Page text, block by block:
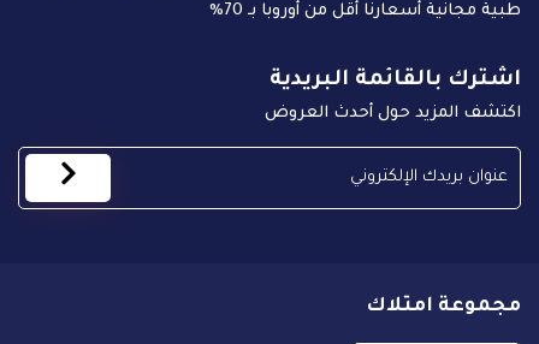
طبية مجانية أسعارنا أقل من أوروبا بـ 70%
اشترك بالقائمة البريدية
اكتشف المزيد حول أحدث العروض
مجموعة امتلاك